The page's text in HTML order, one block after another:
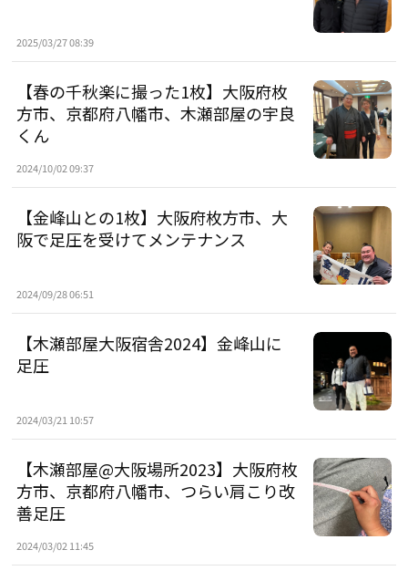
2025/03/27 08:39
【春の千秋楽に撮った1枚】大阪府枚
方市、京都府八幡市、木瀬部屋の宇良
くん
2024/10/02 09:37
【金峰山との1枚】大阪府枚方市、大
阪で足圧を受けてメンテナンス
2024/09/28 06:51
【木瀬部屋大阪宿舎2024】金峰山に
足圧
2024/03/21 10:57
【木瀬部屋@大阪場所2023】大阪府枚
方市、京都府八幡市、つらい肩こり改
善足圧
2024/03/02 11:45